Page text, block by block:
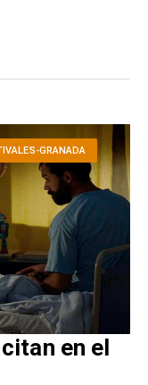
GRANADA
en el